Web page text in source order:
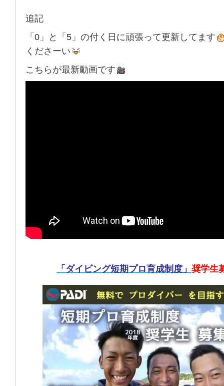
追記
「0」と「5」の付く日に頑張って更新してます
くださーい
こちらが最新動画です
「ダイビング短期プロ育成制度」 奨学生